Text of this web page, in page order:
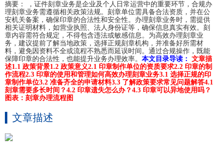
摘要： ，证件刻章业务是企业及个人日常运营中的重要环节，合规办
理刻章业务需遵循相关政策法规。刻章单位需具备合法资质，并在公
安机关备案，确保印章的合法性和安全性。办理刻章业务时，需提供
相关证明材料，如营业执照、法人身份证等，确保信息真实有效。刻
章内容需符合规定，不得包含违法或敏感信息。为高效办理刻章业
务，建议提前了解当地政策，选择正规刻章机构，并准备好所需材
料，避免因资料不全或流程不熟悉而延误时间。通过合规操作，既能
保障印章的合法性，也能提升业务办理效率。 本文目录导读： 文章描
述1.1 政策背景1.2 政策意义2.1 印章制作单位的资质要求2.2 印章的制
作流程2.3 印章的使用和管理如何高效办理刻章业务3.1 选择正规的印
章制作单位3.2 准备齐全的申请材料3.3 了解政策要求常见问题解答4.1
刻章需要多长时间？ 4.2 印章遗失怎么办？ 4.3 印章可以异地使用吗？
图表：刻章办理流程图
文章描述